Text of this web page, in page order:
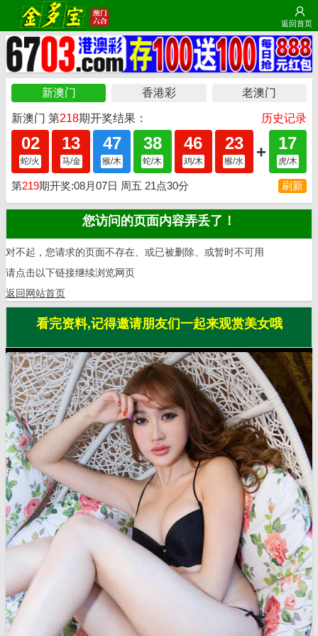
返回首页
您访问的页面内容弄丢了！
对不起，您请求的页面不存在、或已被删除、或暂时不可用
请点击以下链接继续浏览网页
返回网站首页
看完资料,记得邀请朋友们一起来观赏美女哦